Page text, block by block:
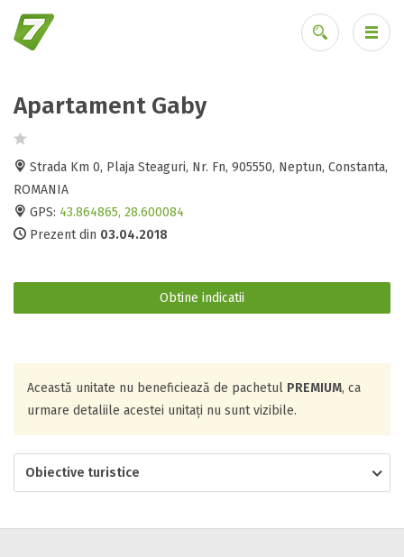
Apartament Gaby
Strada Km 0, Plaja Steaguri, Nr. Fn, 905550, Neptun, Constanta,
ROMANIA
GPS: 43.864865, 28.600084
Prezent din 03.04.2018
Obtine indicatii
Această unitate nu beneficiează de pachetul PREMIUM, ca
urmare detaliile acestei unitați nu sunt vizibile.
Obiective turistice